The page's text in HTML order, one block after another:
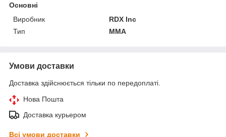
Основні
Виробник
RDX Inc
Тип
MMA
Умови доставки
Доставка здійснюється тільки по передоплаті.
Нова Пошта
Доставка курьером
Всі умови доставки